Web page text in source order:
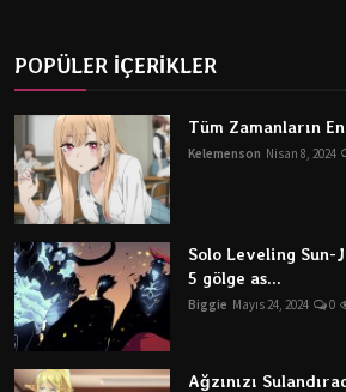
POPÜLER İÇERİKLER
Tüm Zamanların
Kelemenson Nisan 8, 2024
Solo Leveling Sun-
5 gölge as...
Biggie Mayıs 24, 2024 0
Ağzınızı